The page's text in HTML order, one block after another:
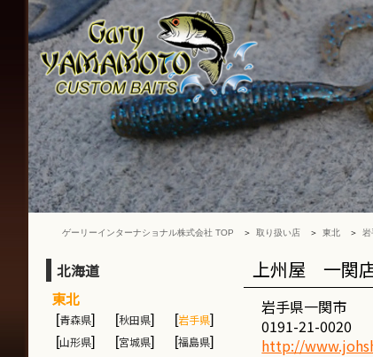
ゲ
ー
リ
ー
イ
ン
タ
ー
ナ
シ
ョ
ナ
ル
株
式
会
社
ゲーリーインターナショナル株式会社 TOP 取り扱い店 東北
上州屋 一関
岩手県一関市
0191-21-0020
http://
北海道
東北
[青森県] [秋田県] [岩手県]
[山形県] [宮城県] [福島県]